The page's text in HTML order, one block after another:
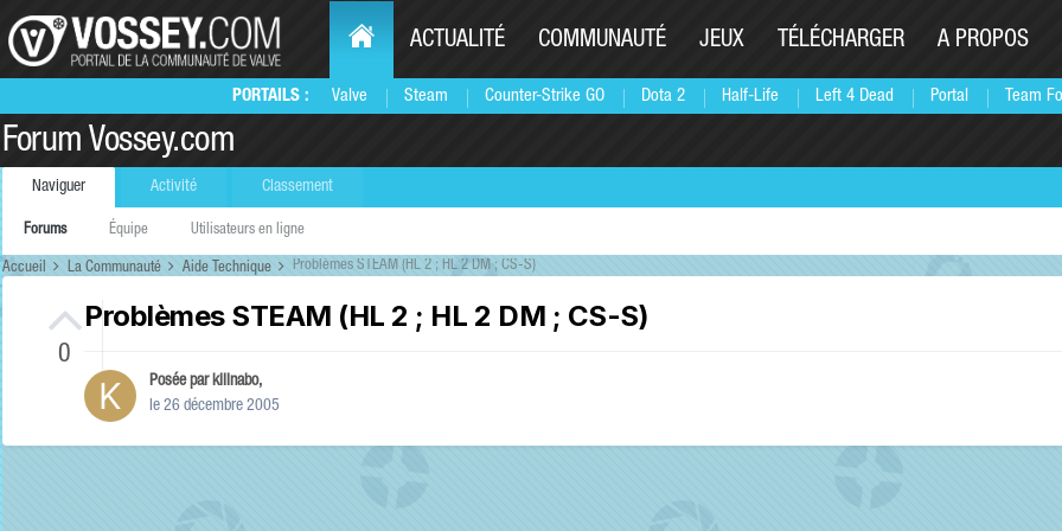
PORTAILS : Valve Steam Counter-Strike GO Dota 2 Half-Life Left 4 Dead Portal Team
ACTUALITÉ COMMUNAUTÉ JEUX TÉLÉCHARGER A PROPOS
Forum Vossey.com
Naviguer
Forums Équipe Utilisateurs en ligne
Activité Classement
Accueil La Communauté Aide Technique Problèmes STEAM (HL 2 ; HL 2 DM ; CS-S)
0
Problèmes STEAM (HL 2 ; HL 2 DM ; CS-S)
Posée parkillnabo,
le 26 décembre 2005